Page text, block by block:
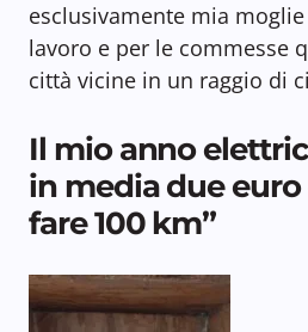
esclusivamente mia
lavoro e per le commesse
città vicine in un raggio di
Il mio anno
in media due euro
fare 100 km”